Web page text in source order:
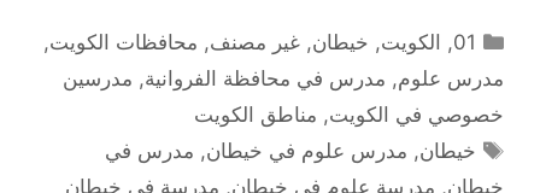
التصنيفات
01
, الكويت, خيطان,غير مصنف, محافظات الكويت,
مدرس علوم, مدرس في محافظة الفروانية, مدرسين
خصوصي في الكويت, مناطق الكويت
الوسوم
خيطان, مدرس علوم في خيطان, مدرس في
خيطان, مدرسة علوم في خيطان, مدرسة في خيطان